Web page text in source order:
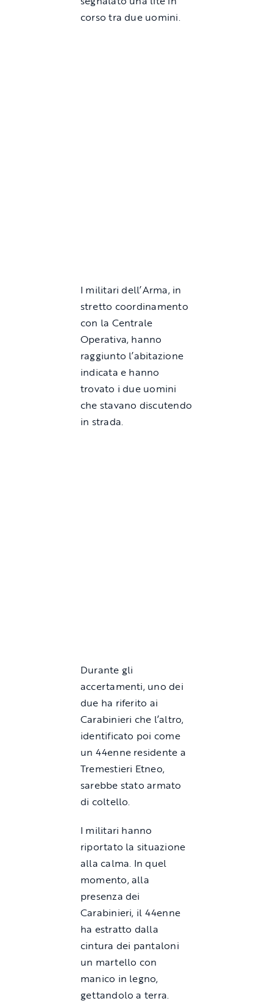
corso tra due uomini.
I militari dell’Arma, in
stretto coordinamento
con la Centrale
Operativa, hanno
raggiunto l’abitazione
indicata e hanno
trovato i due uomini
che stavano discutendo
in strada.
Durante gli
accertamenti, uno dei
due ha riferito ai
Carabinieri che l’altro,
identificato poi come
un 44enne residente a
Tremestieri Etneo,
sarebbe stato armato
di coltello.
I militari hanno
riportato la situazione
alla calma. In quel
momento, alla
presenza dei
Carabinieri, il 44enne
ha estratto dalla
cintura dei pantaloni
un martello con
manico in legno,
gettandolo a terra.